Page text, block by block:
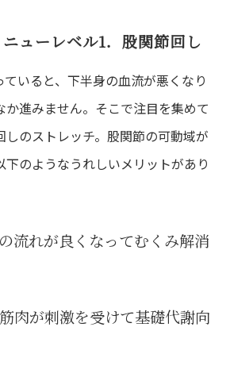
ューレベル1．股関節回し
いると、下半身の血流が悪くなり
か進みません。そこで注目を集めて
しのストレッチ。股関節の可動域が
のようなうれしいメリットがあり
流れが良くなってむくみ解消
肉が刺激を受けて基礎代謝向